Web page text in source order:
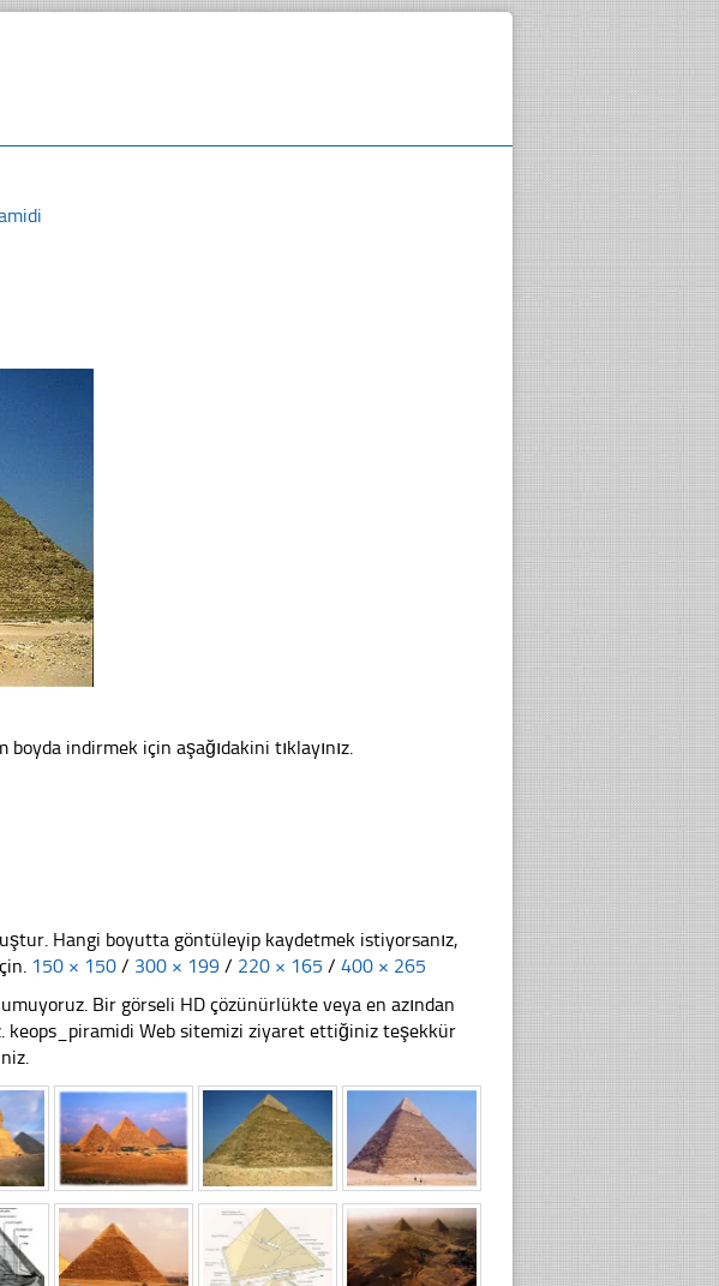
indirmek için aşağıdakini tıklayınız.
Hangi boyutta göntüleyip kaydetmek istiyorsanız,
150 × 150 / 300 × 199 / 220 × 165 / 400 × 265
Bir görseli HD çözünürlükte veya en azından
keops_piramidi Web sitemizi ziyaret ettiğiniz teşekkür